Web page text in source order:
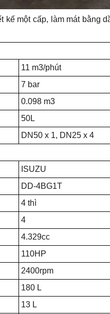
kế một cấp, làm mát bằng
11 m3/phút
7 bar
0.098 m3
50L
DN50 x 1, DN25 x 4
ISUZU
DD-4BG1T
4 thì
4
4.329cc
110HP
2400rpm
180 L
13 L